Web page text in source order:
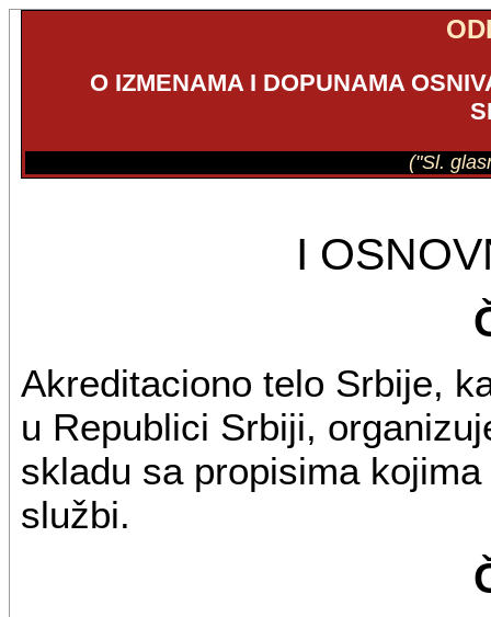
O IZMENAMA I DOPUNAMA
("Sl.
I
Akreditaciono telo Srbije,
u Republici Srbiji,
skladu sa propisima
službi.